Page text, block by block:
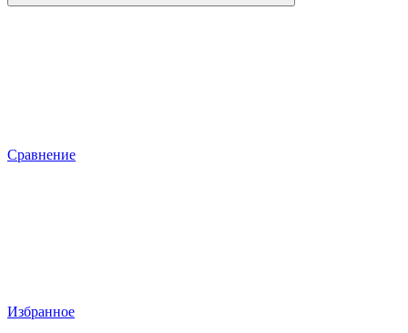
Сравнение
Избранное